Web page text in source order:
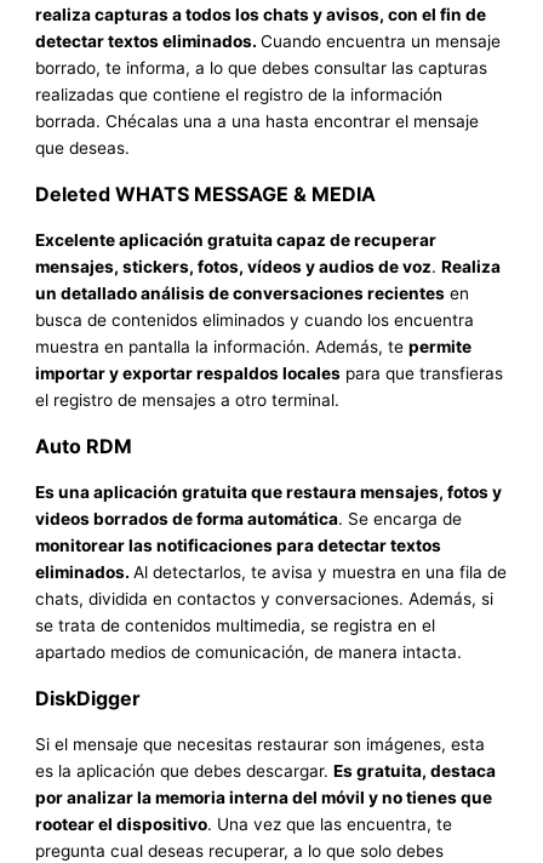
realiza capturas a todos los chats y avisos, con el fin de
detectar textos eliminados.Cuando encuentra un mensaje
borrado, te informa, a lo que debes consultar las capturas
realizadas que contiene el registro de la información
borrada. Chécalas una a una hasta encontrar el mensaje
que deseas.
Deleted WHATS MESSAGE & MEDIA
Excelente aplicación gratuita capaz de recuperar
mensajes, stickers, fotos, vídeos y audios de voz.Realiza
un detallado análisis de conversaciones recientes en
busca de contenidos eliminados y cuando los encuentra
muestra en pantalla la información. Además, tepermite
importar y exportar respaldos locales para que transfieras
el registro de mensajes a otro terminal.
Auto RDM
Es una aplicación gratuita que restaura mensajes, fotos y
videos borrados de forma automática. Se encarga de
monitorear las notificaciones para detectar textos
eliminados.Al detectarlos, te avisa y muestra en una fila de
chats, dividida en contactos y conversaciones. Además, si
se trata de contenidos multimedia, se registra en el
apartado medios de comunicación, de manera intacta.
DiskDigger
Si el mensaje que necesitas restaurar son imágenes, esta
es la aplicación que debes descargar.Es gratuita, destaca
por analizar la memoria interna del móvil y no tienes que
rootear el dispositivo. Una vez que las encuentra, te
pregunta cual deseas recuperar, a lo que solo debes